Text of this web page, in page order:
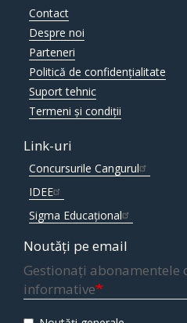
Contact
Despre noi
Parteneri
Politică de confidențialitate
Suport tehnic
Termeni și condiții
Link-uri
Concursurile Cangurul
IDEE
Sigma Educațional
Noutăți pe email
Gestionați abonamentele
informative